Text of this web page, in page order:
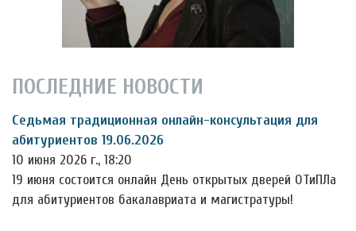
ПОСЛЕДНИЕ НОВОСТИ
Седьмая традиционная онлайн-консультация для
абитуриентов 19.06.2026
10 июня 2026 г., 18:20
19 июня состоится онлайн День открытых дверей ОТиПЛа
для абитуриентов бакалавриата и магистратуры!